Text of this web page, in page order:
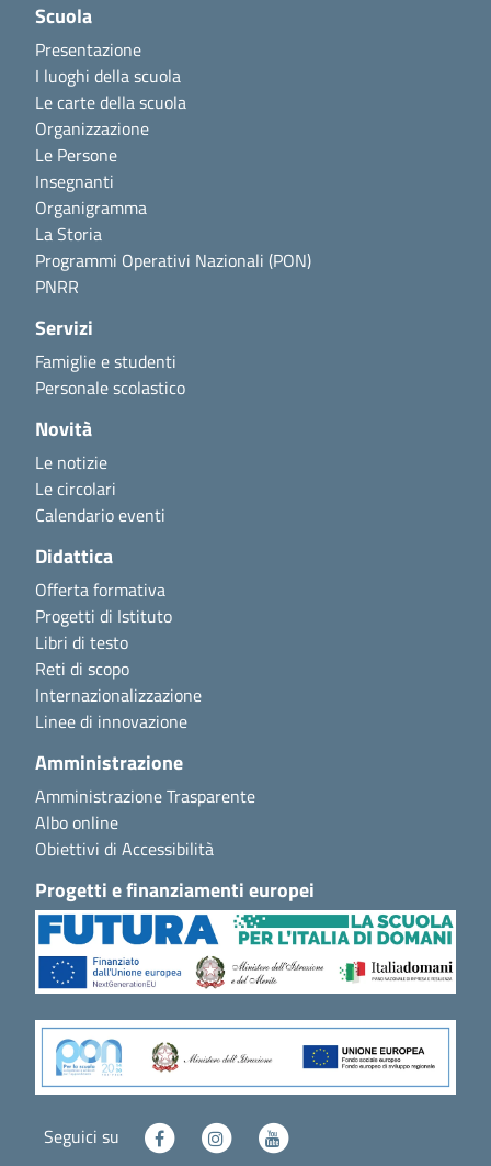
Scuola
Presentazione
I luoghi della scuola
Le carte della scuola
Organizzazione
Le Persone
Insegnanti
Organigramma
La Storia
Programmi Operativi Nazionali (PON)
PNRR
Servizi
Famiglie e studenti
Personale scolastico
Novità
Le notizie
Le circolari
Calendario eventi
Didattica
Offerta formativa
Progetti di Istituto
Libri di testo
Reti di scopo
Internazionalizzazione
Linee di innovazione
Amministrazione
Amministrazione Trasparente
Albo online
Obiettivi di Accessibilità
Progetti e finanziamenti europei
Seguici su